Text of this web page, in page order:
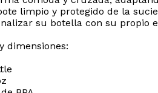
limpio y protegido de la
su botella con su propio
dimensiones: